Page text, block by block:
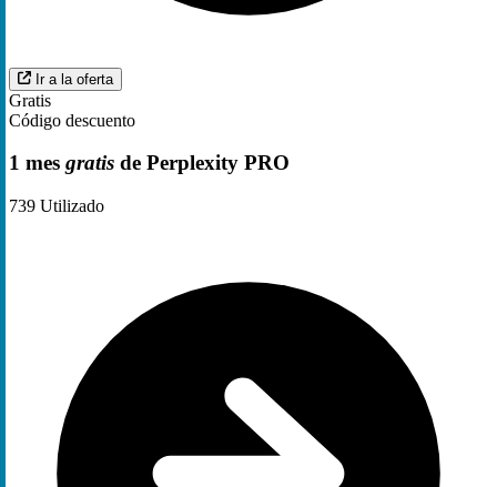
Ir a la oferta
Gratis
Código descuento
1 mes gratis de Perplexity PRO
739 Utilizado